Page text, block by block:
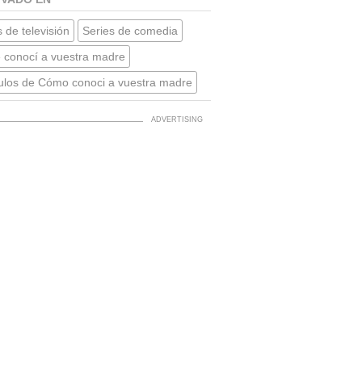
de televisión
Series de comedia
conocí a vuestra madre
de Cómo conoci a vuestra madre